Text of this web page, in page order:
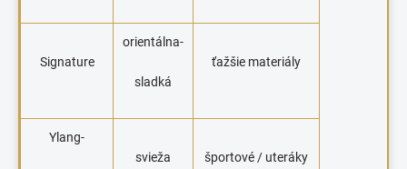
Signature
orientálna-
sladká
ťažšie materiály
Ylang-
svieža športové / uteráky